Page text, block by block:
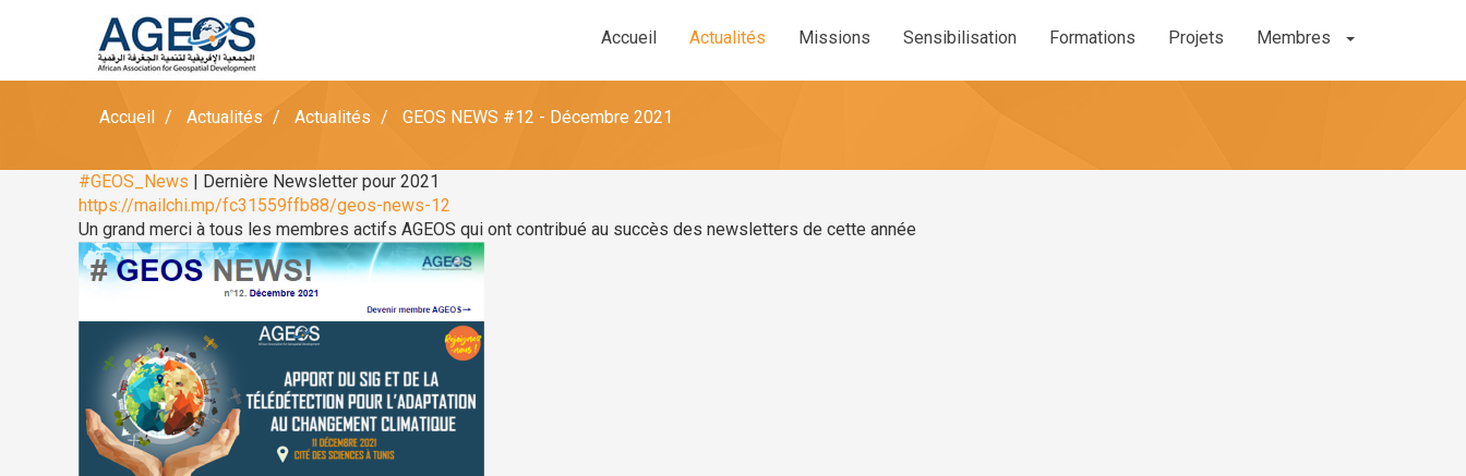
Accueil Actualités Missions Sensibilisation Formations Projets Membres
Accueil Actualités Actualités GEOS NEWS #12 - Décembre 2021
#GEOS_News | Dernière Newsletter pour 2021
https://mailchi.mp/fc31559ffb88/geos-news-12
Un grand merci à tous les membres actifs AGEOS qui ont contribué au succès des newsletters de cette année